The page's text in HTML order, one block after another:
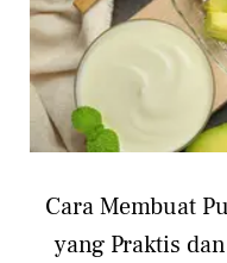
Cara Membuat
yang Praktis